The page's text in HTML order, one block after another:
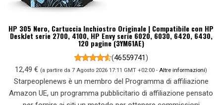
HP 305 Nero, Cartuccia Inchiostro Originale | Compatibile con HP
DeskJet serie 2700, 4100, HP Envy serie 6020, 6030, 6420, 6430,
120 pagine (3YM61AE)
(46559741)
12,49 € (a partire da 7 Agosto 2026 17:11 GMT +02:00 - Altre informazioni)
Starpeoplenews è un membro del Programma di affiliazione
Amazon UE, un programma pubblicitario di affiliazione pensato